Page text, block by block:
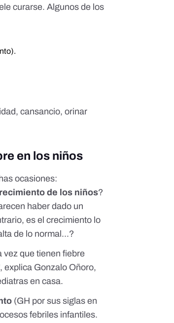
curarse. Algunos de los
cansancio, orinar
en los niños
ocasiones:
de los niños?
haber dado un
es el crecimiento lo
de lo normal...?
vez que tienen fiebre
explica Gonzalo Oñoro,
en casa.
(GH por sus siglas en
febriles infantiles.